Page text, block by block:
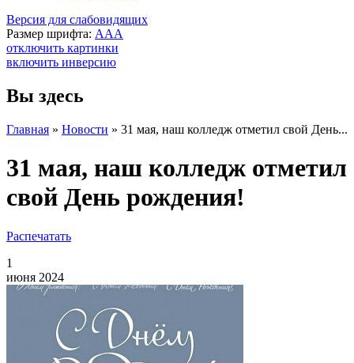
Версия для слабовидящих
Размер шрифта: AAA
отключить картинки
включить инверсию
Вы здесь
Главная » Новости » 31 мая, наш колледж отметил свой День...
31 мая, наш колледж отметил
свой День рождения!
Распечатать
1
июня 2024